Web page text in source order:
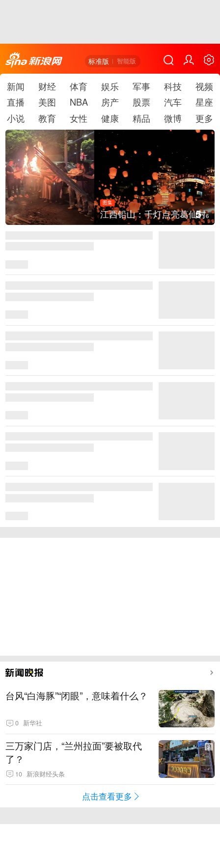
标准版 智能版
新闻 财经 体育 娱乐 军事 科技
视频
直播
美图 NBA 房产 股票 汽车
星座
小说
教育 女性 健康 精品 微博 更多
图集
江西铅山：千灯点亮葛仙村 5/6
台风“白海豚”“闭眼”，意味着什么？
0 新华社
三万家门店，“兰州拉面”要被取代
了？
10 新浪财经头条
点击查看更多